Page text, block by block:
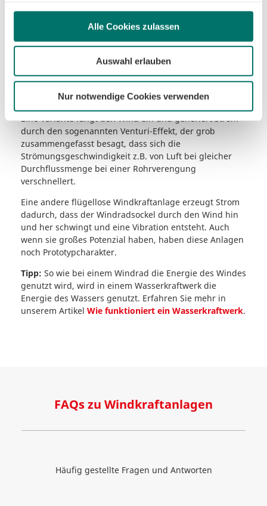
Alle Cookies zulassen
Auswahl erlauben
Nur notwendige Cookies verwenden
Form eines „H“ präsentieren. Diese Anlagentypen
spielen aber für die Stromerzeugung im kommerziellen
Maßstab keine Rolle.
c) Flügellose Windkraftanlagen
Eine recht neue Erfindung sind flügellose
Eine Variante fängt den Wind ein und generiert Strom
durch den sogenannten Venturi-Effekt, der grob
zusammengefasst besagt, dass sich die
Strömungsgeschwindigkeit z.B. von Luft bei gleicher
Durchflussmenge bei einer Rohrverengung
verschnellert.
Eine andere flügellose Windkraftanlage erzeugt Strom
dadurch, dass der Windradsockel durch den Wind hin
und her schwingt und eine Vibration entsteht. Auch
wenn sie großes Potenzial haben, haben diese Anlagen
noch Prototypcharakter.
Tipp: So wie bei einem Windrad die Energie des Windes
genutzt wird, wird in einem Wasserkraftwerk die
Energie des Wassers genutzt. Erfahren Sie mehr in
unserem Artikel Wie funktioniert ein Wasserkraftwerk.
FAQs zu Windkraftanlagen
Häufig gestellte Fragen und Antworten